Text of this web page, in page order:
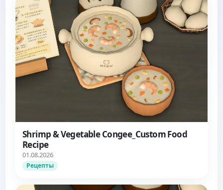
Shrimp & Vegetable Congee_Custom Food
Recipe
01.08.2026
Рецепты